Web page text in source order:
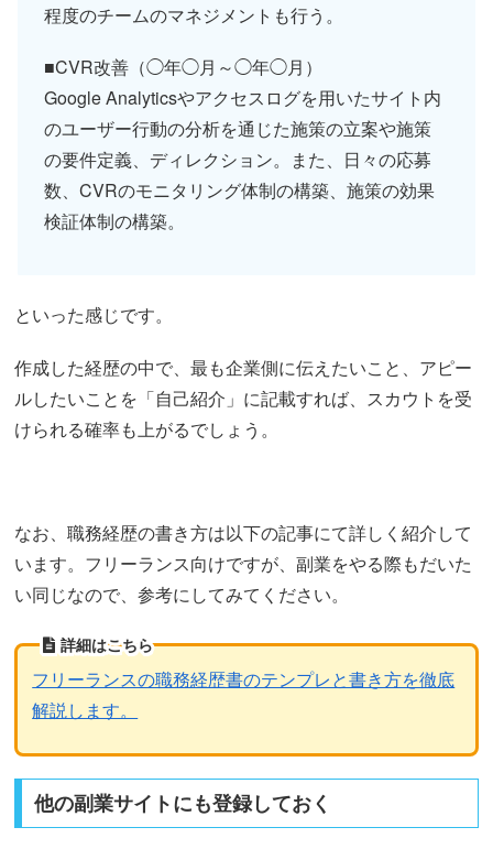
程度のチームのマネジメントも行う。
■CVR改善（◯年◯月～◯年◯月）
Google Analyticsやアクセスログを用いたサイト内
のユーザー行動の分析を通じた施策の立案や施策
の要件定義、ディレクション。また、日々の応募
数、CVRのモニタリング体制の構築、施策の効果
検証体制の構築。
といった感じです。
作成した経歴の中で、最も企業側に伝えたいこと、アピー
ルしたいことを「自己紹介」に記載すれば、スカウトを受
けられる確率も上がるでしょう。
なお、職務経歴の書き方は以下の記事にて詳しく紹介して
います。フリーランス向けですが、副業をやる際もだいた
い同じなので、参考にしてみてください。
詳細はこちら
フリーランスの職務経歴書のテンプレと書き方を徹底
解説します。
他の副業サイトにも登録しておく